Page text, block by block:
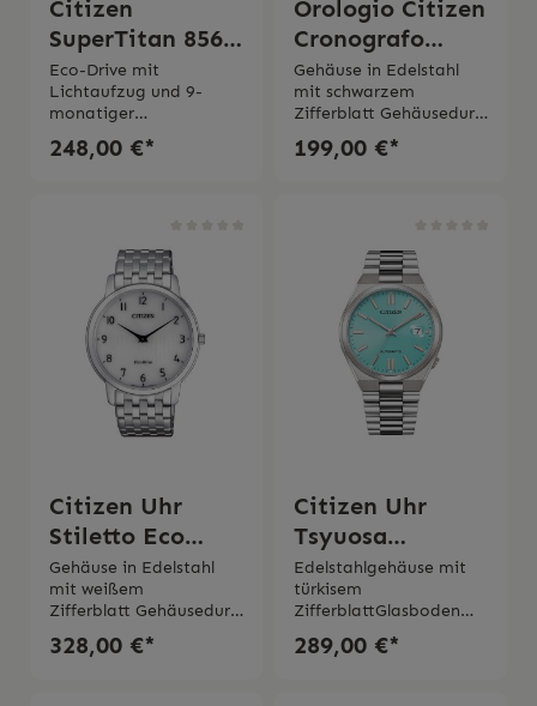
Citizen
SuperTitan 8561
blue
Eco-Drive mit
Lichtaufzug und 9-
monatiger
GangreserveGehäusedur
chmesser 42
asWasserdichtigkeit 10
bar2 Jahre
GarantieOriginale
Schachtel und
Bedienungsanleitung
inklusive
248,00 €*
Orologio Citizen
Cronografo
Aviator
Gehäuse in Edelstahl
mit schwarzem
Zifferblatt Gehäusedurc
hmesser 42 mm
Verschraubter
s Lederarmband mit
Dornschliesse Wasserdic
htigkeit 10 bar 2 Jahre
Garantie Originaler
Schachtel und
Bedienungsanleitung
inklusive
199,00 €*
Citizen Uhr
Stiletto Eco
Drive
Gehäuse in Edelstahl
mit weißem
Zifferblatt Gehäusedurc
hmesser 39 mm
Verschraubter
328,00 €*
Citizen Uhr
Tsyuosa
Automatic
Edelstahlgehäuse mit
türkisem
ZifferblattGlasboden
mit verschraubten
Boden Automatikwerk
289,00 €*